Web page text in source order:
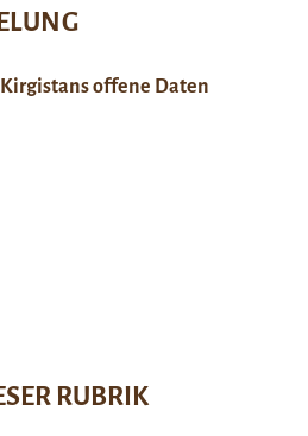
Kirgistans offene Daten
RUBRIK